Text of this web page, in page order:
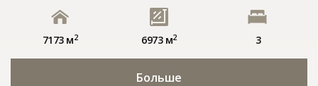
7173 м2 6973 м2 3
Больше